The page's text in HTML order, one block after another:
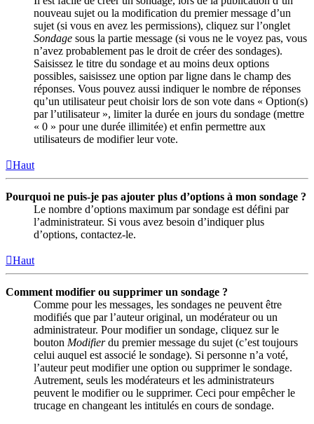
nouveau sujet ou la modification du premier message d’un
sujet (si vous en avez les permissions), cliquez sur l’onglet
Sondage sous la partie message (si vous ne le voyez pas, vous
n’avez probablement pas le droit de créer des sondages).
Saisissez le titre du sondage et au moins deux options
possibles, saisissez une option par ligne dans le champ des
réponses. Vous pouvez aussi indiquer le nombre de réponses
qu’un utilisateur peut choisir lors de son vote dans « Option(s)
par l’utilisateur », limiter la durée en jours du sondage (mettre
« 0 » pour une durée illimitée) et enfin permettre aux
utilisateurs de modifier leur vote.
Haut
Pourquoi ne puis-je pas ajouter plus d’options à mon sondage ?
Le nombre d’options maximum par sondage est défini par
l’administrateur. Si vous avez besoin d’indiquer plus
d’options, contactez-le.
Haut
Comment modifier ou supprimer un sondage ?
Comme pour les messages, les sondages ne peuvent être
modifiés que par l’auteur original, un modérateur ou un
administrateur. Pour modifier un sondage, cliquez sur le
bouton Modifierdu premier message du sujet (c’est toujours
celui auquel est associé le sondage). Si personne n’a voté,
l’auteur peut modifier une option ou supprimer le sondage.
Autrement, seuls les modérateurs et les administrateurs
peuvent le modifier ou le supprimer. Ceci pour empêcher le
trucage en changeant les intitulés en cours de sondage.